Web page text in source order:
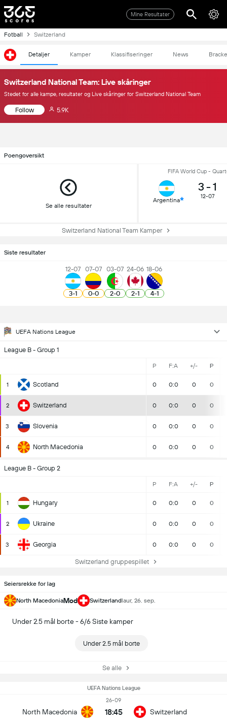
Mine Resultater
Fotball Switzerland
Detaljer Kamper Klassifiseringer News
Switzerland National Team: Live skåringer
Stedet for alle kampe, resultater og Live skåringer for Switzerland National Team
Follow 5.9K
Poengoversikt
Se alle resultater
FIFA World Cup -
Argentina
3 - 1
12-07
Switzerland National Team Kamper
Siste resultater
12-07
3-1
07-07
0-0
03-07
2-0
24-06
2-1
18-06
4-1
UEFA Nations League
League B - Group 1
P F:A +/- P
1 Scotland 0 0:0 0 0
2 Switzerland 0 0:0 0 0
3 Slovenia 0 0:0 0 0
4 North Macedonia 0 0:0 0 0
League B - Group 2
P F:A +/- P
1 Hungary 0 0:0 0 0
2 Ukraine 0 0:0 0 0
3 Georgia 0 0:0 0 0
Switzerland gruppespillet
Seiersrekke for lag
North MacedoniaMod Switzerlandlaur, 26. sep.
Under 2.5 mål borte - 6/6 Siste kamper
Under 2.5 mål borte
Se alle
UEFA Nations League
North Macedonia
26-09
18:45 Switzerland